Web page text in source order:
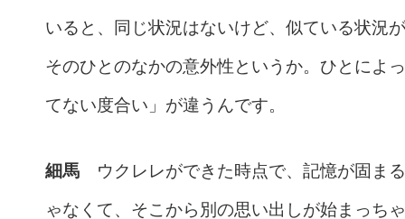
いると、同じ状況はないけど、似ている状況
そのひとのなかの意外性というか。ひとによ
てない度合い」が違うんです。
細馬 ウクレレができた時点で、記憶が固ま
ゃなくて、そこから別の思い出しが始まっち